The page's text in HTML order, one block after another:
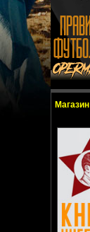
Магазин